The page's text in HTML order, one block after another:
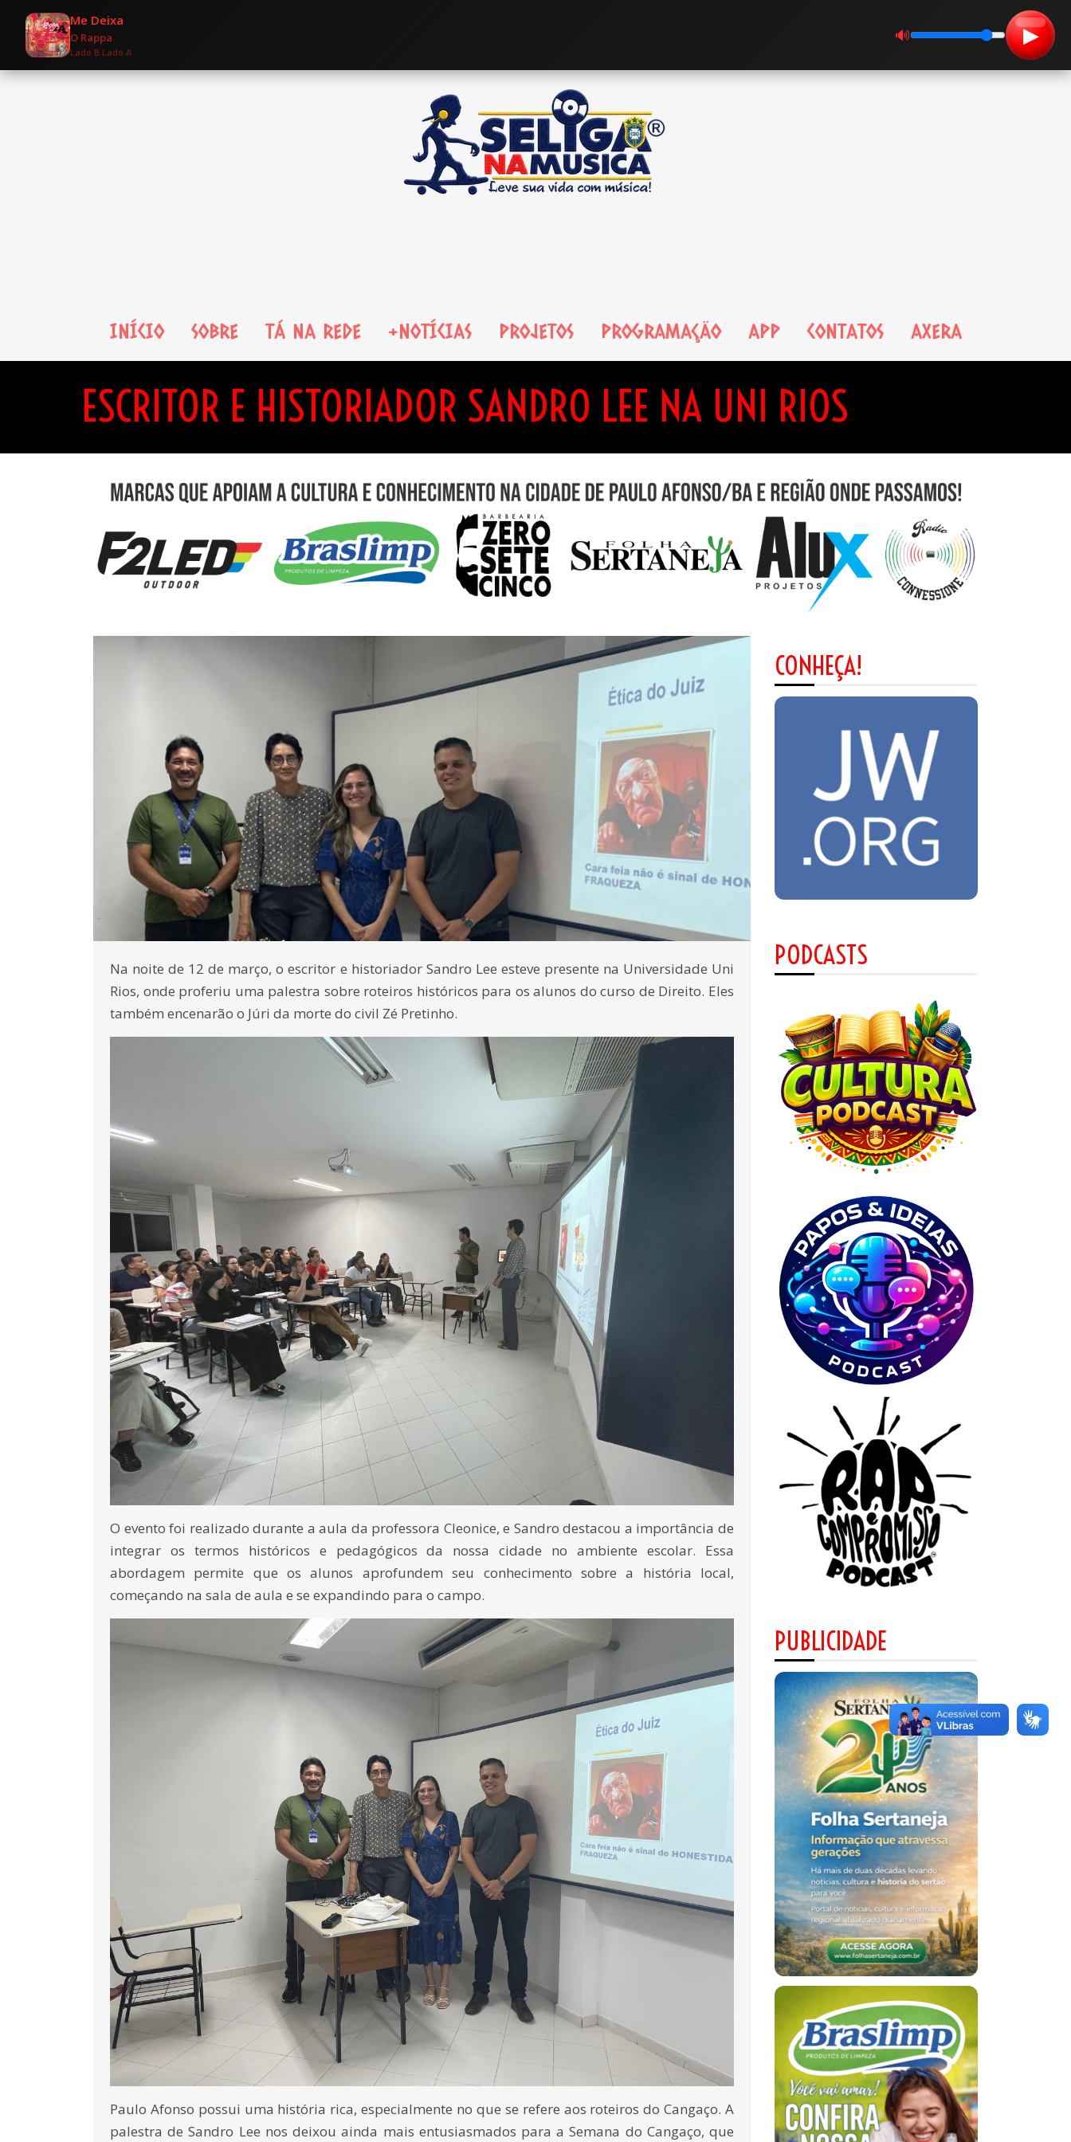
Me Deixa
O Rappa
Lado B Lado A
🔊 ▶
INÍCIO SOBRE TÁ NA REDE +NOTÍCIAS PROJETOS PROGRAMAÇÃO APP CONTATOS AXERA
ESCRITOR E HISTORIADOR SANDRO LEE NA UNI RIOS
Na noite de 12 de março, o escritor e historiador Sandro Lee esteve presente na Universidade Uni
Rios, onde proferiu uma palestra sobre roteiros históricos para os alunos do curso de Direito. Eles
também encenarão o Júri da morte do civil Zé Pretinho.
O evento foi realizado durante a aula da professora Cleonice, e Sandro destacou a importância de
integrar os termos históricos e pedagógicos da nossa cidade no ambiente escolar. Essa
abordagem permite que os alunos aprofundem seu conhecimento sobre a história local,
começando na sala de aula e se expandindo para o campo.
Paulo Afonso possui uma história rica, especialmente no que se refere aos roteiros do Cangaço. A
palestra de Sandro Lee nos deixou ainda mais entusiasmados para a Semana do Cangaço, que
CONHEÇA!
PODCASTS
PUBLICIDADE